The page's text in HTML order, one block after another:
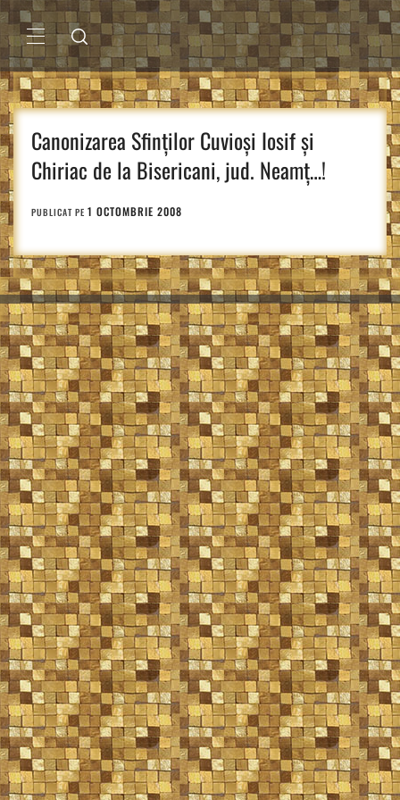
Sari
la
conținutMENIU
PRINCIPAL
Canonizarea Sfinților Cuvioși Iosif și
Chiriac de la Bisericani, jud. Neamț…!
PUBLICAT PE 1 OCTOMBRIE 2008